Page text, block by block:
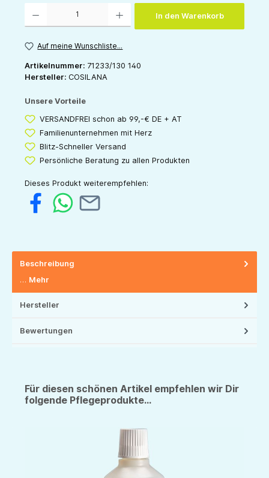
In den Warenkorb
Auf meine Wunschliste...
Artikelnummer: 71233/130 140
Hersteller: COSILANA
Unsere Vorteile
VERSANDFREI schon ab 99,-€ DE + AT
Familienunternehmen mit Herz
Blitz-Schneller Versand
Persönliche Beratung zu allen Produkten
Dieses Produkt weiterempfehlen:
Beschreibung
… Mehr
Hersteller
Bewertungen
Für diesen schönen Artikel empfehlen wir Dir
folgende Pflegeprodukte...